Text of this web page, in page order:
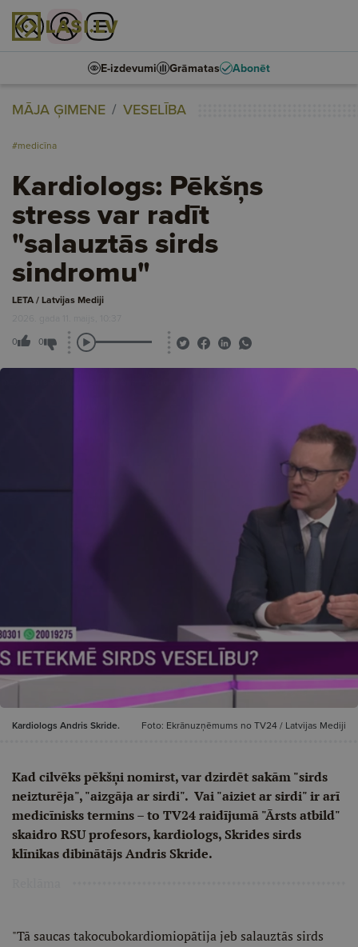
E-izdevumi Grāmatas Abonēt
MĀJA ĢIMENE VESELĪBA
#medicīna
Kardiologs: Pēkšņs
stress var radīt
"salauztās sirds
sindromu"
LETA / Latvijas Mediji
2026. gada 11. maijs, 10:37
0 0
Kardiologs Andris Skride. Foto: Ekrānuzņēmums no TV24 / Latvijas Mediji
Kad cilvēks pēkšņi nomirst, var dzirdēt sakām "sirds
neizturēja", "aizgāja ar sirdi". Vai "aiziet ar sirdi" ir arī
medicīnisks termins – to TV24 raidījumā "Ārsts atbild"
skaidro RSU profesors, kardiologs, Skrides sirds
klīnikas dibinātājs Andris Skride.
"Tā saucas takocubokardiomiopātija jeb salauztās sirds